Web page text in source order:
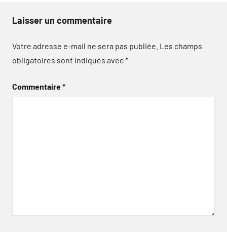
Laisser un commentaire
Votre adresse e-mail ne sera pas publiée. Les champs
obligatoires sont indiqués avec*
Commentaire*